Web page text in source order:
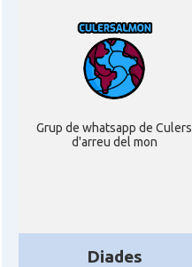
Grup de whatsapp de Culers
d'arreu del mon
Diades